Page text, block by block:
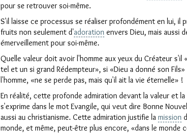
pour se retrouver soi-même.
S'il laisse ce processus se réaliser profondément en lui, il
fruits non seulement d'adoration envers Dieu, mais aussi
émerveillement pour soi-même.
Quelle valeur doit avoir l'homme aux yeux du Créateur s'il
tel et un si grand Rédempteur», si «Dieu a donné son Fils»
l'homme, «ne se perde pas, mais qu'il ait la vie éternelle» !
En réalité, cette profonde admiration devant la valeur et
s'exprime dans le mot Evangile, qui veut dire Bonne
aussi au christianisme. Cette admiration justifie la mission
monde, et même, peut-être plus encore, «dans le monde